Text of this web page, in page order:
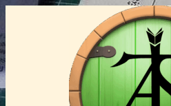
contenuto